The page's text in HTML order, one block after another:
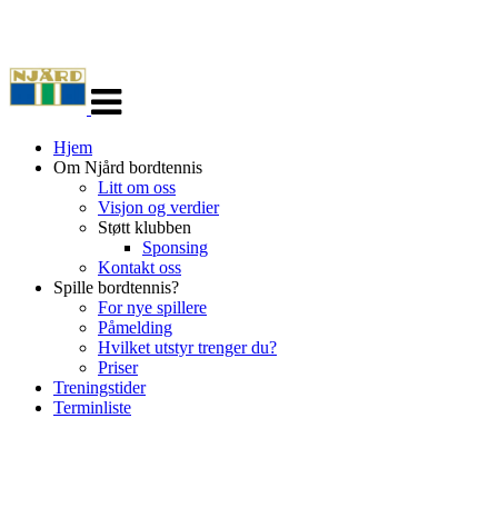
navigasjon
Hjem
Om Njård bordtennis
Litt om oss
Visjon og verdier
Støtt klubben
Sponsing
Kontakt oss
Spille bordtennis?
For nye spillere
Påmelding
Hvilket utstyr trenger du?
Priser
Treningstider
Terminliste